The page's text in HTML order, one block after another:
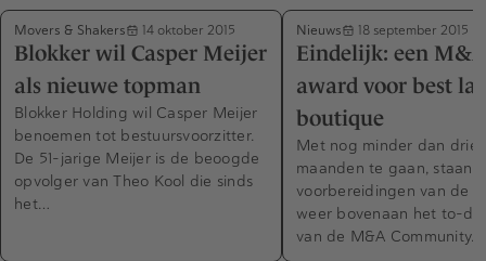
Movers & Shakers 14 oktober 2015
Blokker wil Casper Meijer
als nieuwe topman
Blokker Holding wil Casper Meijer
benoemen tot bestuursvoorzitter.
De 51-jarige Meijer is de beoogde
opvolger van Theo Kool die sinds
het…
Nieuws 18 september 2015
Eindelijk: een M&A
award voor best
boutique
Met nog minder dan drie
maanden te gaan, staan
voorbereidingen van de
weer bovenaan het to-
van de M&A Community.